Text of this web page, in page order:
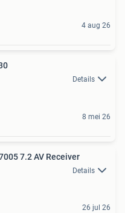
4 aug 26
Details
8 mei 26
7.2 AV Receiver
Details
26 jul 26